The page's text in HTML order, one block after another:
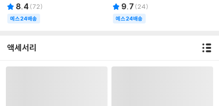
8.4 (72)
예스24배송
9.7 (24)
예스24배송
액세서리